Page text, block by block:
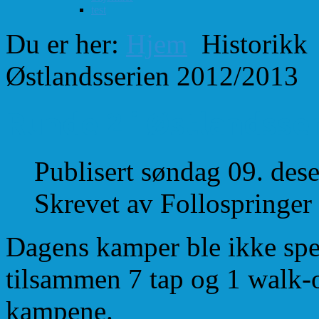
test
Du er her: Hjem Historikk
Østlandsserien 2012/2013
Publisert søndag 09.
Skrevet av Follospringer
Dagens kamper ble ikke
tilsammen 7 tap og 1
kampene.